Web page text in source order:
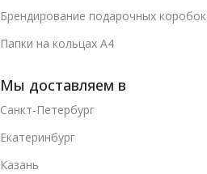
Брендирование подарочных коробок
Папки на кольцах А4
Мы доставляем в
Санкт-Петербург
Екатеринбург
Казань